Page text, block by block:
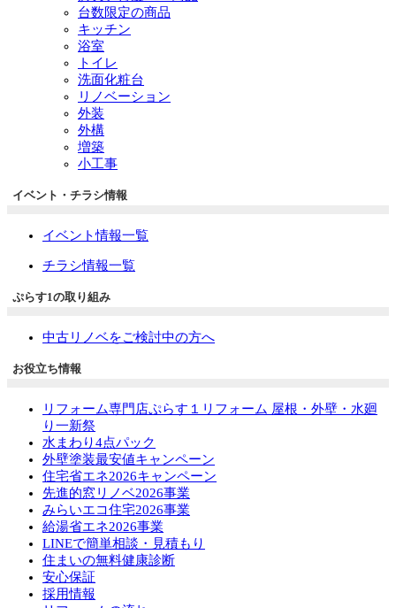
台数限定の商品
キッチン
浴室
トイレ
洗面化粧台
リノベーション
外装
外構
増築
小工事
イベント・チラシ情報
イベント情報一覧
チラシ情報一覧
ぷらす1の取り組み
中古リノベをご検討中の方へ
お役立ち情報
リフォーム専門店ぷらす１リフォーム 屋根・外壁・水廻
り一新祭
水まわり4点パック
外壁塗装最安値キャンペーン
住宅省エネ2026キャンペーン
先進的窓リノベ2026事業
みらいエコ住宅2026事業
給湯省エネ2026事業
LINEで簡単相談・見積もり
住まいの無料健康診断
安心保証
採用情報